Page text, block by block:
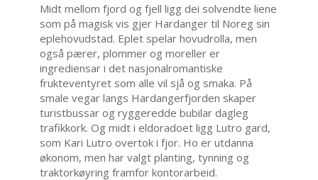
Midt mellom fjord og fjell ligg dei solvendte liene
som på magisk vis gjer Hardanger til Noreg sin
eplehovudstad. Eplet spelar hovudrolla, men
også pærer, plommer og moreller er
ingrediensar i det nasjonalromantiske
frukteventyret som alle vil sjå og smaka. På
smale vegar langs Hardangerfjorden skaper
turistbussar og ryggeredde bubilar dagleg
trafikkork. Og midt i eldoradoet ligg Lutro gard,
som Kari Lutro overtok i fjor. Ho er utdanna
økonom, men har valgt planting, tynning og
traktorkøyring framfor kontorarbeid.